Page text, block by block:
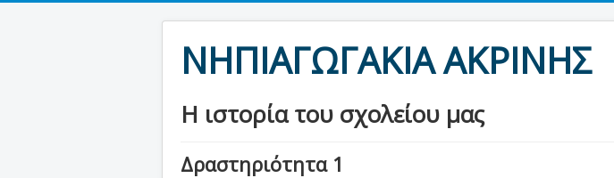
ΝΗΠΙΑΓΩΓΑΚΙΑ ΑΚΡΙΝΗΣ
Η ιστορία του σχολείου μας
Δραστηριότητα 1